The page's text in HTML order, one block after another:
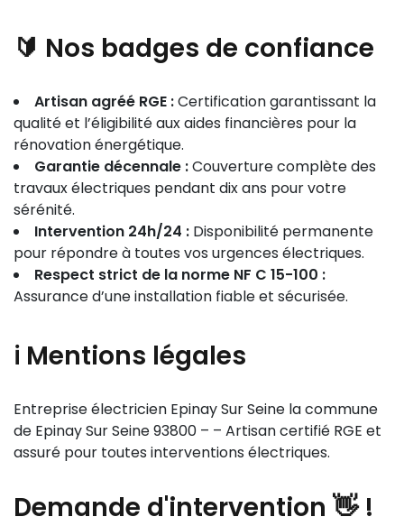
🔰 Nos badges de confiance
Artisan agréé RGE :Certification garantissant la
qualité et l’éligibilité aux aides financières pour la
rénovation énergétique.
Garantie décennale :Couverture complète des
travaux électriques pendant dix ans pour votre
sérénité.
Intervention 24h/24 : Disponibilité permanente
pour répondre à toutes vos urgences électriques.
Respect strict de la norme NF C 15-100 :
Assurance d’une installation fiable et sécurisée.
ℹ️ Mentions légales
Entreprise électricien Epinay Sur Seine la commune
de Epinay Sur Seine 93800 – – Artisan certifié RGE et
assuré pour toutes interventions électriques.
Demande d'intervention 👋 !